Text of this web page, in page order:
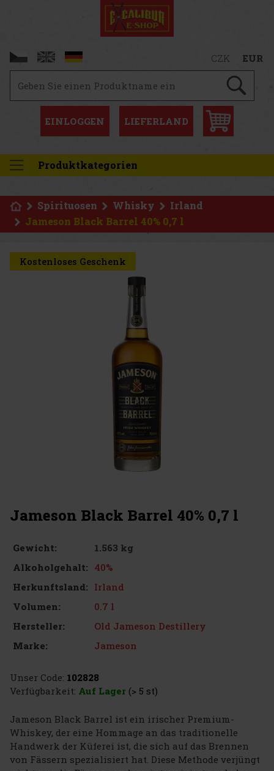
CZK EUR
EINLOGGEN LIEFERLAND
Produktkategorien
Spirituosen Whisky
Irland
Jameson Black Barrel 40% 0,7 l
Jameson Black Barrel 40% 0,7 l
Gewicht:
1.563 kg
Alkoholgehalt: 40%
Herkunftsland: Irland
Volumen:
0.7 l
Hersteller:
Old Jameson Destillery
Marke:
Jameson
Unser Code: 102828
Verfügbarkeit: Auf Lager (> 5 st)
Jameson Black Barrel ist ein irischer Premium-
Whiskey, der eine Hommage an das traditionelle
Handwerk der Küferei ist, die sich auf das Brennen
von Fässern spezialisiert hat. Diese Methode verjüngt
Kostenloses Geschenk